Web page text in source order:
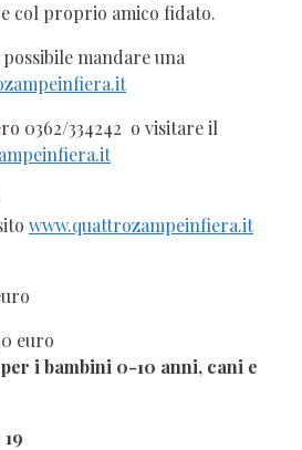
col proprio amico fidato.
mandare una
0362/334242 o visitare il
www.quattrozampeinfiera.it
euro
i bambini 0-10 anni, cani e